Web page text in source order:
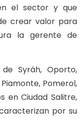
el sector y que
crear valor para
la gerente de
Syráh, Oporto,
Pomerol,
en Ciudad Salitre,
por su